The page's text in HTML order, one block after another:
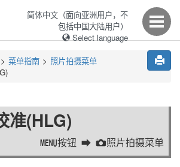
简体中文（面向亚洲用户，不
包括中国大陆用户）
Select language
菜单指南
照片拍摄菜单
准(HLG)
G按钮 C照片拍摄菜单